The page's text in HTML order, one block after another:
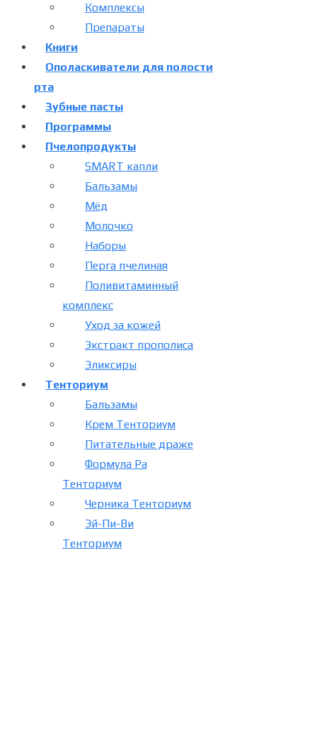
Комплексы
Препараты
Книги
Ополаскиватели для полости
рта
Зубные пасты
Программы
Пчелопродукты
SMART капли
Бальзамы
Мёд
Молочко
Наборы
Перга пчелиная
Поливитаминный
комплекс
Уход за кожей
Экстракт прополиса
Эликсиры
Тенториум
Бальзамы
Крем Тенториум
Питательные драже
Формула Ра
Тенториум
Черника Тенториум
Эй-Пи-Ви
Тенториум